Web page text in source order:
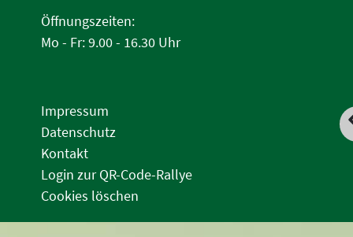
Öffnungszeiten:
Mo - Fr: 9.00 - 16.30 Uhr
Impressum
Datenschutz
Kontakt
Login zur QR-Code-Rallye
Cookies löschen